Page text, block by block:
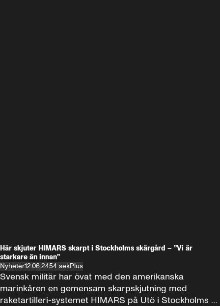
Här skjuter HIMARS skarpt i Stockholms skärgård – ”Vi är
starkare än innan”
Nyheter12.06.2454 sekPlus
Svensk militär har övat med den amerikanska
marinkåren en gemensam skarpskjutning med
raketartilleri-systemet HIMARS på Utö i Stockholms